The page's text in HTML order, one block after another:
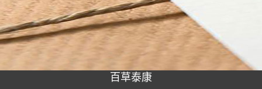
百草泰康